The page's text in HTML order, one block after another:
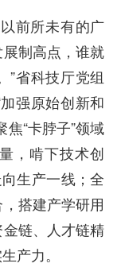
前所未有的广
制高点，谁就
”省科技厅党组
强原始创新和
“卡脖子”领域
，啃下技术创
生产一线；全
搭建产学研用
链、人才链精
产力。